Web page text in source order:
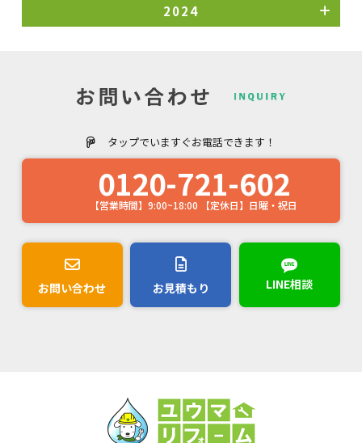
2024
タップでいますぐお電話できます！
0120-721-602
【営業時間】9:00~18:00 【定休日】日曜・祝日
お問い合わせ お見積もり LINE相談